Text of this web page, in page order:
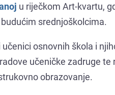
u riječkom Art-kvartu,
srednjoškolcima.
osnovnih škola i
učeničke zadruge
obrazovanje.